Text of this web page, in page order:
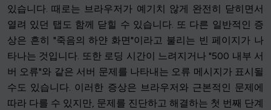
있습니다. 때로는 브라우저가 예기치 않게 완전히 닫히면서
열려 있던 탭도 함께 닫힐 수 있습니다. 또 다른 일반적인 증
상은 흔히 "죽음의 하얀 화면"이라고 불리는 빈 페이지가 나
타나는 것입니다. 또한 로딩 시간이 느려지거나 "500 내부 서
버 오류"와 같은 서버 문제를 나타내는 오류 메시지가 표시될
수도 있습니다. 이러한 증상은 브라우저와 근본적인 문제에
따라 다를 수 있지만, 문제를 진단하고 해결하는 첫 번째 단계